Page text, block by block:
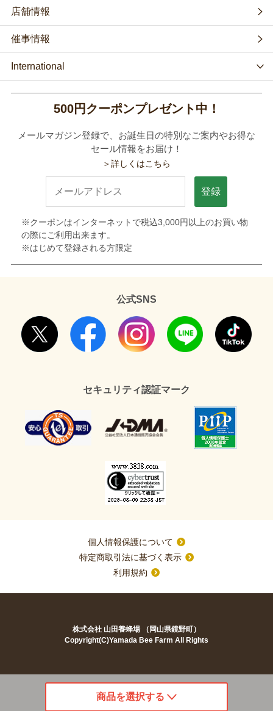
店舗情報
催事情報
International
500円クーポンプレゼント中！
メールマガジン登録で、お誕生日の特別なご案内やお得な
セール情報をお届け！
＞詳しくはこちら
登録
※クーポンはインターネットで税込3,000円以上のお買い物
の際にご利用出来ます。
※はじめて登録される方限定
公式SNS
セキュリティ認証マーク
個人情報保護について
特定商取引法に基づく表示
利用規約
株式会社 山田養蜂場 （岡山県鏡野町）
Copyright(C)Yamada Bee Farm All Rights
商品を選択する